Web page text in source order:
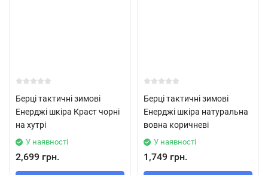
Берці тактичні зимові
Енерджі шкіра Краст чорні
на хутрі
У наявності
2,699 грн.
Берці тактичні зимові
Енерджі шкіра натуральна
вовна коричневі
У наявності
1,749 грн.